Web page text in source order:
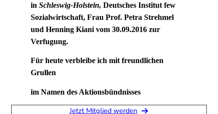
in Schleswig-Holstein, Deutsches Institut few
Sozialwirtschaft, Frau Prof. Petra Strehmel
und Henning Kiani vom 30.09.2016 zur
Verfugung.
Für heute verbleibe ich mit freundlichen
Grullen
im Namen des Aktionsbündnisses
Jetzt Mitglied werden